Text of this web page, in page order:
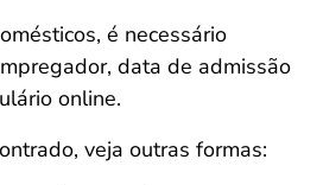
é necessário
data de admissão
online.
veja outras formas: